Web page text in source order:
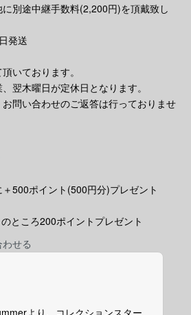
別途中継手数料(2,200円)を頂戴致し
発送
いております。
翌木曜日が定休日となります。
問い合わせのご返答は行っておりませ
500ポイント(500円分)プレゼント
ところ200ポイントプレゼント
せる
より、コレクションスター